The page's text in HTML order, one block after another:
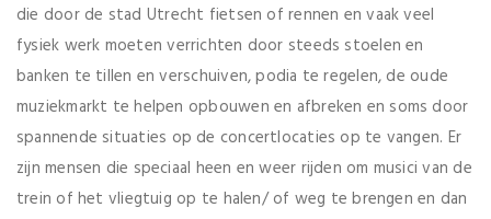
die door de stad Utrecht fietsen of rennen en vaak veel
fysiek werk moeten verrichten door steeds stoelen en
banken te tillen en verschuiven, podia te regelen, de oude
muziekmarkt te helpen opbouwen en afbreken en soms door
spannende situaties op de concertlocaties op te vangen. Er
zijn mensen die speciaal heen en weer rijden om musici van de
trein of het vliegtuig op te halen/ of weg te brengen en dan